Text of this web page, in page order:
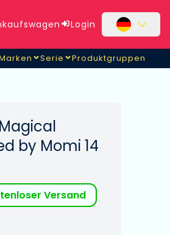
Login
Serie Produktgruppen
by Momi 14
Versand